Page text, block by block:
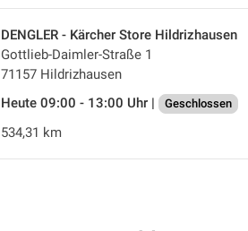
DENGLER - Kärcher Store Hildrizhausen
Gottlieb-Daimler-Straße 1
71157 Hildrizhausen
Heute 09:00 - 13:00 Uhr |
Geschlossen
534,31 km